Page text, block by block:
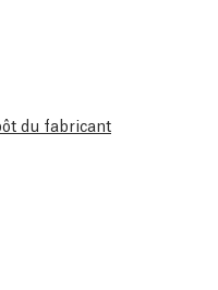
du fabricant